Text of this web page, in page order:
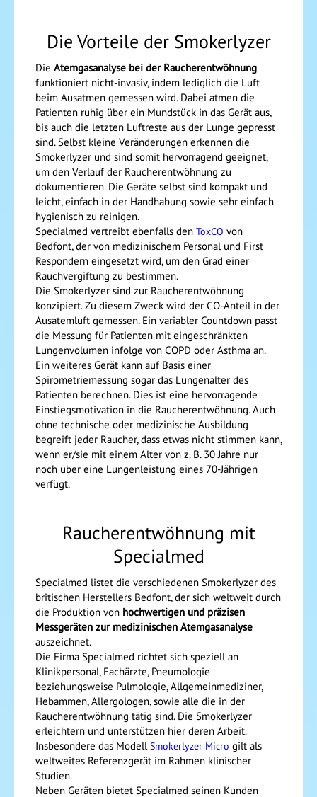
Die Vorteile der Smokerlyzer
Die Atemgasanalyse bei der Raucherentwöhnung
funktioniert nicht-invasiv, indem lediglich die Luft
beim Ausatmen gemessen wird. Dabei atmen die
Patienten ruhig über ein Mundstück in das Gerät aus,
bis auch die letzten Luftreste aus der Lunge gepresst
sind. Selbst kleine Veränderungen erkennen die
Smokerlyzer und sind somit hervorragend geeignet,
um den Verlauf der Raucherentwöhnung zu
dokumentieren. Die Geräte selbst sind kompakt und
leicht, einfach in der Handhabung sowie sehr einfach
hygienisch zu reinigen.
Specialmed vertreibt ebenfalls den ToxCO von
Bedfont, der von medizinischem Personal und First
Respondern eingesetzt wird, um den Grad einer
Rauchvergiftung zu bestimmen.
Die Smokerlyzer sind zur Raucherentwöhnung
konzipiert. Zu diesem Zweck wird der CO-Anteil in der
Ausatemluft gemessen. Ein variabler Countdown passt
die Messung für Patienten mit eingeschränkten
Lungenvolumen infolge von COPD oder Asthma an.
Ein weiteres Gerät kann auf Basis einer
Spirometriemessung sogar das Lungenalter des
Patienten berechnen. Dies ist eine hervorragende
Einstiegsmotivation in die Raucherentwöhnung. Auch
ohne technische oder medizinische Ausbildung
begreift jeder Raucher, dass etwas nicht stimmen kann,
wenn er/sie mit einem Alter von z. B. 30 Jahre nur
noch über eine Lungenleistung eines 70-Jährigen
verfügt.
Raucherentwöhnung mit
Specialmed
Specialmed listet die verschiedenen Smokerlyzer des
britischen Herstellers Bedfont, der sich weltweit durch
die Produktion von hochwertigen und präzisen
Messgeräten zur medizinischen Atemgasanalyse
auszeichnet.
Die Firma Specialmed richtet sich speziell an
Klinikpersonal, Fachärzte, Pneumologie
beziehungsweise Pulmologie, Allgemeinmediziner,
Hebammen, Allergologen, sowie alle die in der
Raucherentwöhnung tätig sind. Die Smokerlyzer
erleichtern und unterstützen hier deren Arbeit.
Insbesondere das ModellSmokerlyzer Micro gilt als
weltweites Referenzgerät im Rahmen klinischer
Studien.
Neben Geräten bietet Specialmed seinen Kunden